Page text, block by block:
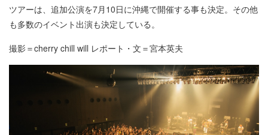
ツアーは、追加公演を7月10日に沖縄で開催する事も決定。その他
も多数のイベント出演も決定している。
撮影＝cherry chill will レポート・文＝宮本英夫